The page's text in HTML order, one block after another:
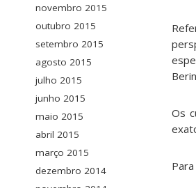
novembro 2015
outubro 2015
setembro 2015
agosto 2015
julho 2015
junho 2015
maio 2015
abril 2015
março 2015
dezembro 2014
Os